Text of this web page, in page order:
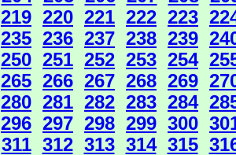
219 220 221 222 223
235 236 237 238 239
250 251 252 253 254
265 266 267 268 269
280 281 282 283 284
296 297 298 299 300
311 312 313 314 315